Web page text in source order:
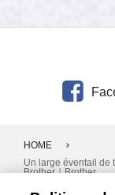
HOME
Un large éventail de
Brother｜Brother